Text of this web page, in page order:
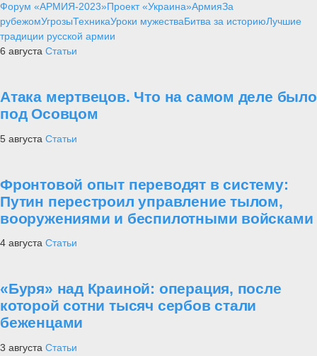
Форум «АРМИЯ-2023»Проект «Украина»АрмияЗа
рубежомУгрозыТехникаУроки мужестваБитва за историюЛучшие
традиции русской армии
6 августа Статьи
Атака мертвецов. Что на самом деле было
под Осовцом
5 августа Статьи
Фронтовой опыт переводят в систему:
Путин перестроил управление тылом,
вооружениями и беспилотными войсками
4 августа Статьи
«Буря» над Краиной: операция, после
которой сотни тысяч сербов стали
беженцами
3 августа Статьи